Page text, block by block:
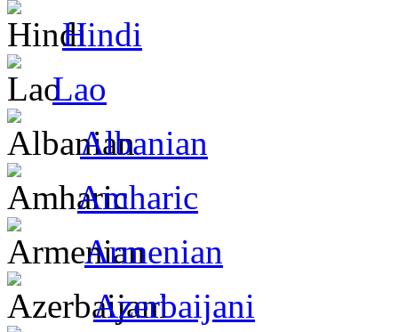
Hindi
Lao
Albanian
Amharic
Armenian
Azerbaijani